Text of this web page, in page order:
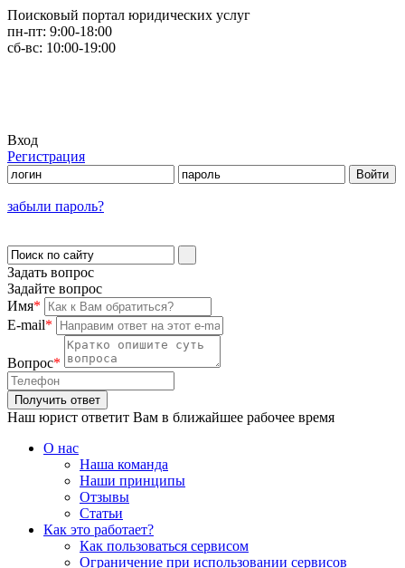
Поисковый портал юридических услуг
пн-пт: 9:00-18:00
сб-вс: 10:00-19:00
Вход
Регистрация
забыли пароль?
Задать вопрос
Задайте вопрос
Имя*
E-mail*
Вопрос*
Наш юрист ответит Вам в ближайшее рабочее время
О нас
Наша команда
Наши принципы
Отзывы
Статьи
Как это работает?
Как пользоваться сервисом
Ограничение при использовании сервисов